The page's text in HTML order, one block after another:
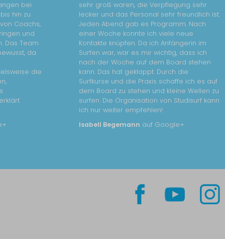
bei
hin zu
Coachs,
und
Das Team
da
die
sehr groß waren, die Verpflegung sehr
lecker und das Personal sehr freundlich ist.
Jeden Abend gab es Programm. Nach
einer Woche konnte ich viele neue
Kontakte knüpfen. Da ich Anfängerin im
Surfen war, war es mir wichtig, dass ich
nach der Woche auf dem Board stehen
kann. Das hat geklappt. Durch die
Surfkurse und die Praxis schaffe ich es auf
dem Board zu stehen und kleine Wellen zu
surfen. Die Organisation von Studisurf kann
ich nur weiter empfehlen!
Isabell Begemann auf Google+